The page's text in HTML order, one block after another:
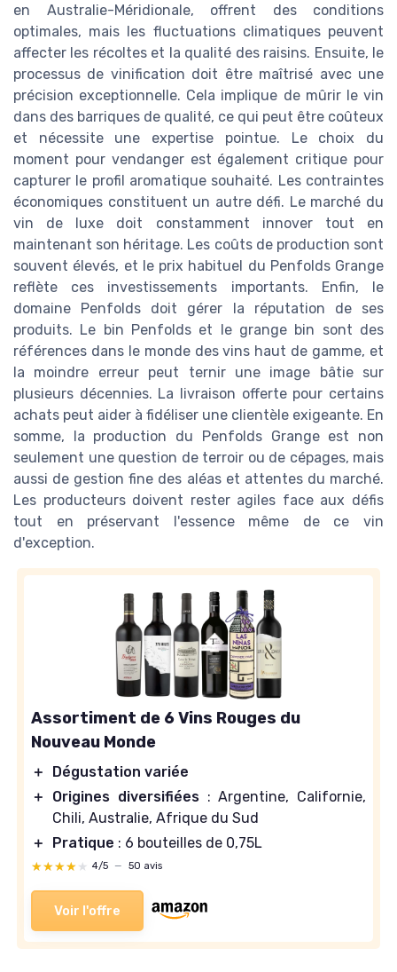
en Australie-Méridionale, offrent des conditions
optimales, mais les fluctuations climatiques peuvent
affecter les récoltes et la qualité des raisins. Ensuite, le
processus de vinification doit être maîtrisé avec une
précision exceptionnelle. Cela implique de mûrir le vin
dans des barriques de qualité, ce qui peut être coûteux
et nécessite une expertise pointue. Le choix du
moment pour vendanger est également critique pour
capturer le profil aromatique souhaité. Les contraintes
économiques constituent un autre défi. Le marché du
vin de luxe doit constamment innover tout en
maintenant son héritage. Les coûts de production sont
souvent élevés, et le prix habituel du Penfolds Grange
reflète ces investissements importants. Enfin, le
domaine Penfolds doit gérer la réputation de ses
produits. Le bin Penfolds et le grange bin sont des
références dans le monde des vins haut de gamme, et
la moindre erreur peut ternir une image bâtie sur
plusieurs décennies. La livraison offerte pour certains
achats peut aider à fidéliser une clientèle exigeante. En
somme, la production du Penfolds Grange est non
seulement une question de terroir ou de cépages, mais
aussi de gestion fine des aléas et attentes du marché.
Les producteurs doivent rester agiles face aux défis
tout en préservant l'essence même de ce vin
d'exception.
Assortiment de 6 Vins Rouges du
Nouveau Monde
＋
Dégustation variée
＋
Origines diversifiées: Argentine, Californie,
Chili, Australie, Afrique du Sud
＋
Pratique : 6 bouteilles de 0,75L
★★★★★
★★★★★ 4/5 — 50 avis
Voir l'offre